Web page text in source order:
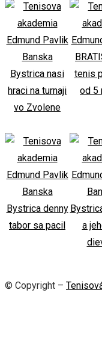
© Copyright –